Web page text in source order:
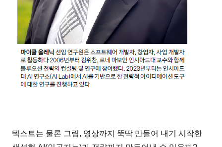
텍스트는 물론 그림, 영상까지 뚝딱 만들어 내기 시작한